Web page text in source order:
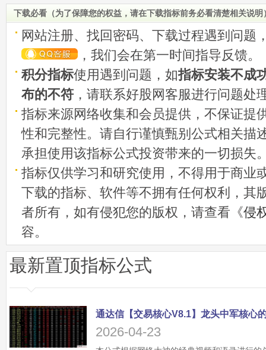
下载必看（为了保障您的权益，请在下载指标前务必看清楚相关说明
网站注册、找回密码、下载过程遇到问题
，我们会在第一时间指导反馈。
积分指标使用遇到问题，如指标安装不成
布的不符 ，请联系好股网客服进行问题处
指标来源网络收集和会员提供，不保证提
性和完整性。请自行谨慎甄别公式相关描
承担使用该指标公式投资带来的一切损失
指标仅供学习和研究使用，不得用于商业
下载的指标、软件等不拥有任何权利，其
者所有，如有侵犯您的版权，请查看《侵
容。
最新置顶指标公式
2026-04-23